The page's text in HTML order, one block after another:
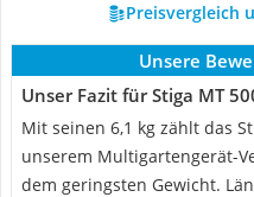
Preisvergleich
Unsere
Unser Fazit für Stiga ‎MT
Mit seinen 6,1 kg zählt das
unserem Multigartengerät-
dem geringsten Gewicht.